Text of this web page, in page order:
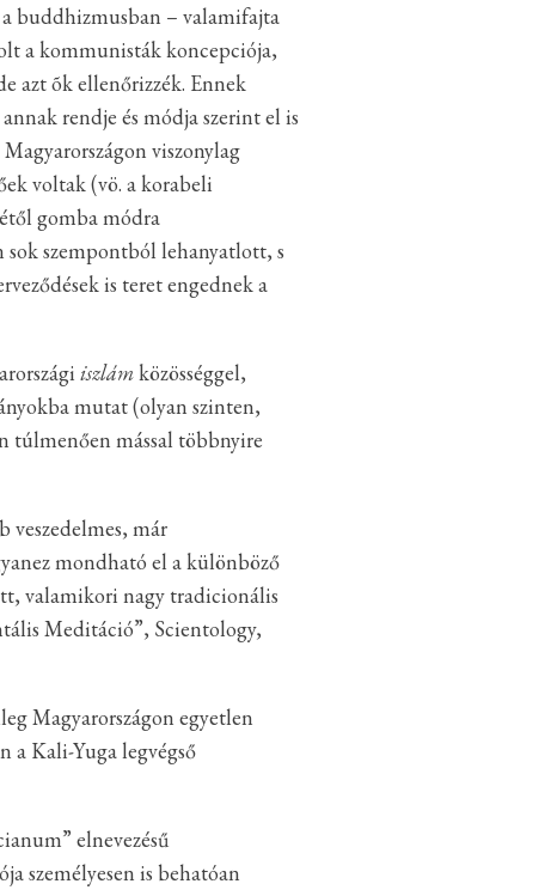
buddhizmusban – valamifajta
a kommunisták koncepciója,
azt õk ellenőrizzék. Ennek
rendje és módja szerint el is
viszonylag
voltak (vö. a korabeli
gomba módra
sok szempontból lehanyatlott, s
is teret engednek a
iszlámközösséggel,
mutat (olyan szinten,
túlmenően mással többnyire
már
mondható el a különböző
valamikori nagy tradicionális
Meditáció”, Scientology,
Magyarországon egyetlen
a Kali-Yuga legvégső
elnevezésű
személyesen is behatóan